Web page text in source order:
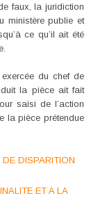
faux, la juridiction
ministère publie et
ce qu’il ait été
du chef de
la pièce ait fait
saisi de l’action
la pièce prétendue
DISPARITION
ET A LA